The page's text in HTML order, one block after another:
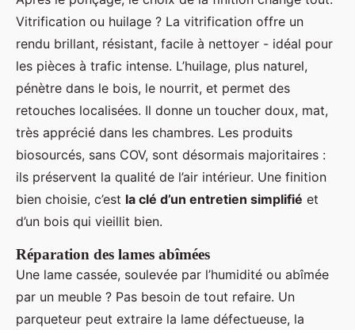
Vitrification ou huilage ? La vitrification offre un
rendu brillant, résistant, facile à nettoyer - idéal pour
les pièces à trafic intense. L’huilage, plus naturel,
pénètre dans le bois, le nourrit, et permet des
retouches localisées. Il donne un toucher doux, mat,
très apprécié dans les chambres. Les produits
biosourcés, sans COV, sont désormais majoritaires :
ils préservent la qualité de l’air intérieur. Une finition
bien choisie, c’est la clé d’un entretien simplifié et
d’un bois qui vieillit bien.
Réparation des lames abîmées
Une lame cassée, soulevée par l’humidité ou abîmée
par un meuble ? Pas besoin de tout refaire. Un
parqueteur peut extraire la lame défectueuse, la